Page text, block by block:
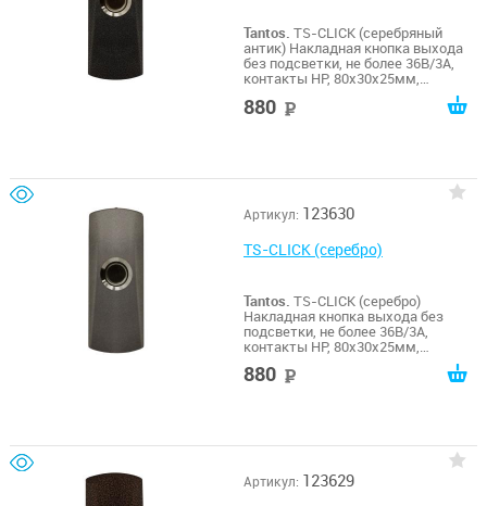
Tantos. TS-CLICK (серебряный
антик) Накладная кнопка выхода
без подсветки, не более 36В/3А,
контакты НР, 80х30х25мм,
-20...+55гр.С, цинковый сплав, цвет
покрытия - серебряный антик
880
Артикул: 123630
TS-CLICK (серебро)
Tantos. TS-CLICK (серебро)
Накладная кнопка выхода без
подсветки, не более 36В/3А,
контакты НР, 80х30х25мм,
-20...+55гр.С, цинковый сплав, цвет
покрытия - серебро
880
Артикул: 123629